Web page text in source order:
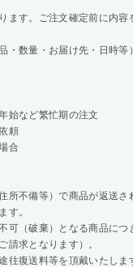
ます。ご注文確定前に内容
・数量・お届け先・日時等
始など繁忙期の注文
頼
合
所不備等）で商品が返送
す。
可（破棄）となる商品に
請求となります）。
往復送料等を頂戴いたしま